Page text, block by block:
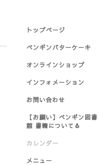
トップページ
ペンギンバターケーキ
オンラインショップ
インフォメーション
お問い合わせ
【お願い】ペンギン図書
館 書籍について🐧
カレンダー
メニュー